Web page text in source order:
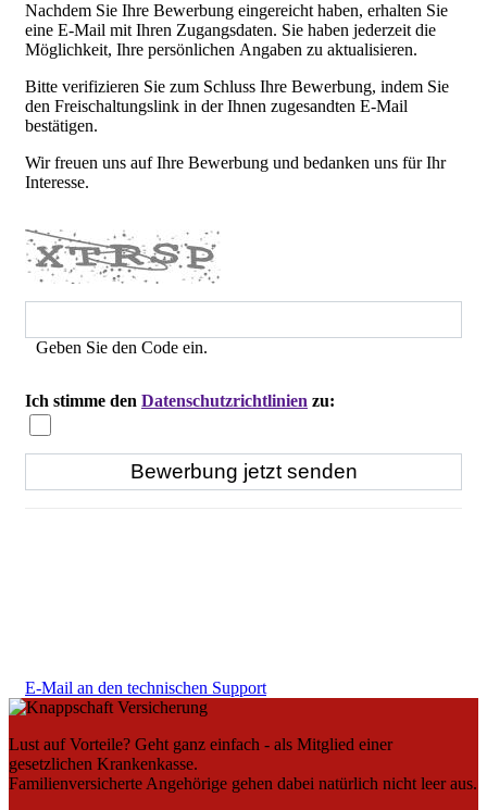
Nachdem Sie Ihre Bewerbung eingereicht haben, erhalten Sie
eine E-Mail mit Ihren Zugangsdaten. Sie haben jederzeit die
Möglichkeit, Ihre persönlichen Angaben zu aktualisieren.
Bitte verifizieren Sie zum Schluss Ihre Bewerbung, indem Sie
den Freischaltungslink in der Ihnen zugesandten E-Mail
bestätigen.
Wir freuen uns auf Ihre Bewerbung und bedanken uns für Ihr
Interesse.
Geben Sie den Code ein.
Ich stimme den Datenschutzrichtlinien zu:
E-Mail an den technischen Support
Lust auf Vorteile? Geht ganz einfach - als Mitglied einer
gesetzlichen Krankenkasse.
Familienversicherte Angehörige gehen dabei natürlich nicht leer aus.